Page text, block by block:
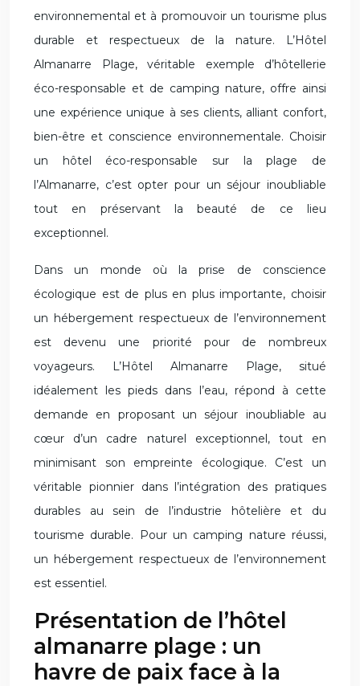
environnemental et à promouvoir un tourisme plus
durable et respectueux de la nature. L’Hôtel
Almanarre Plage, véritable exemple d’hôtellerie
éco-responsable et de camping nature, offre ainsi
une expérience unique à ses clients, alliant confort,
bien-être et conscience environnementale. Choisir
un hôtel éco-responsable sur la plage de
l’Almanarre, c’est opter pour un séjour inoubliable
tout en préservant la beauté de ce lieu
exceptionnel.
Dans un monde où la prise de conscience
écologique est de plus en plus importante, choisir
un hébergement respectueux de l’environnement
est devenu une priorité pour de nombreux
voyageurs. L’Hôtel Almanarre Plage, situé
idéalement les pieds dans l’eau, répond à cette
demande en proposant un séjour inoubliable au
cœur d’un cadre naturel exceptionnel, tout en
minimisant son empreinte écologique. C’est un
véritable pionnier dans l’intégration des pratiques
durables au sein de l’industrie hôtelière et du
tourisme durable. Pour un camping nature réussi,
un hébergement respectueux de l’environnement
est essentiel.
Présentation de l’hôtel
almanarre plage : un
havre de paix face à la